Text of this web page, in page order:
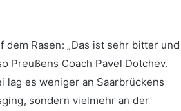
Rasen: „Das ist sehr bitter und
Preußens Coach Pavel Dotchev.
lag es weniger an Saarbrückens
sondern vielmehr an der